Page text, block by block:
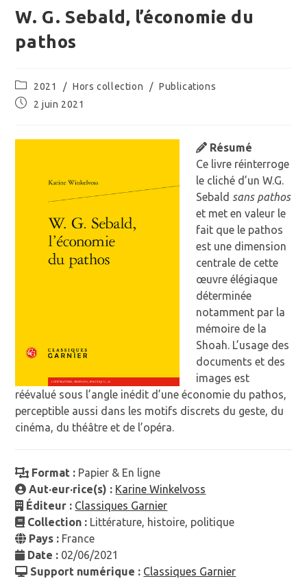
W. G. Sebald, l’économie du
pathos
Post
category:
2021 / Hors collection / Publications
Publication
2 juin 2021
Résumé
Ce livre réinterroge
le cliché d’un W.G.
Sebald sans pathos
et met en valeur le
fait que le pathos
est une dimension
centrale de cette
œuvre élégiaque
déterminée
notamment par la
mémoire de la
Shoah. L’usage des
documents et des
images est
réévalué sous l’angle inédit d’une économie du pathos,
perceptible aussi dans les motifs discrets du geste, du
cinéma, du théâtre et de l’opéra.
Format : Papier & En ligne
Aut·eur·rice(s) : Karine Winkelvoss
Éditeur : Classiques Garnier
Collection : Littérature, histoire, politique
Pays : France
Date : 02/06/2021
Support numérique : Classiques Garnier